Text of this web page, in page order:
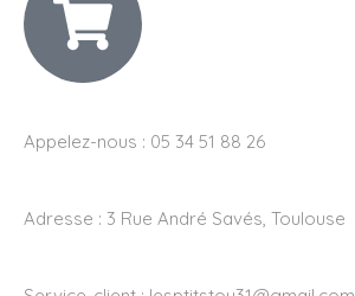
Appelez-nous : 05 34 51 88 26
Adresse : 3 Rue André Savés, Toulouse